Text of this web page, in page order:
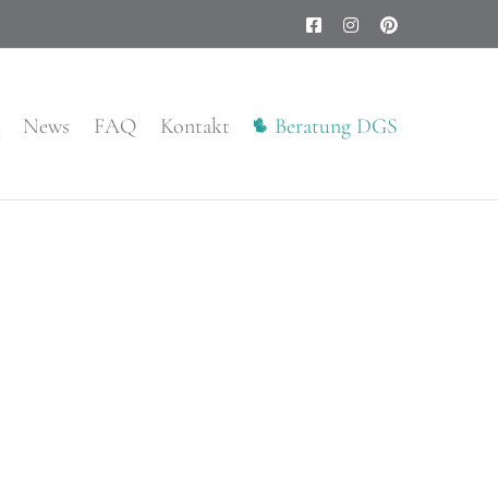
FacebookInstagramPinterest
News FAQ Kontakt Beratung DGS